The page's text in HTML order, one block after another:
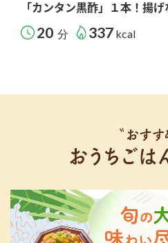
「カンタン黒酢」１本！揚
20 分 337 kcal